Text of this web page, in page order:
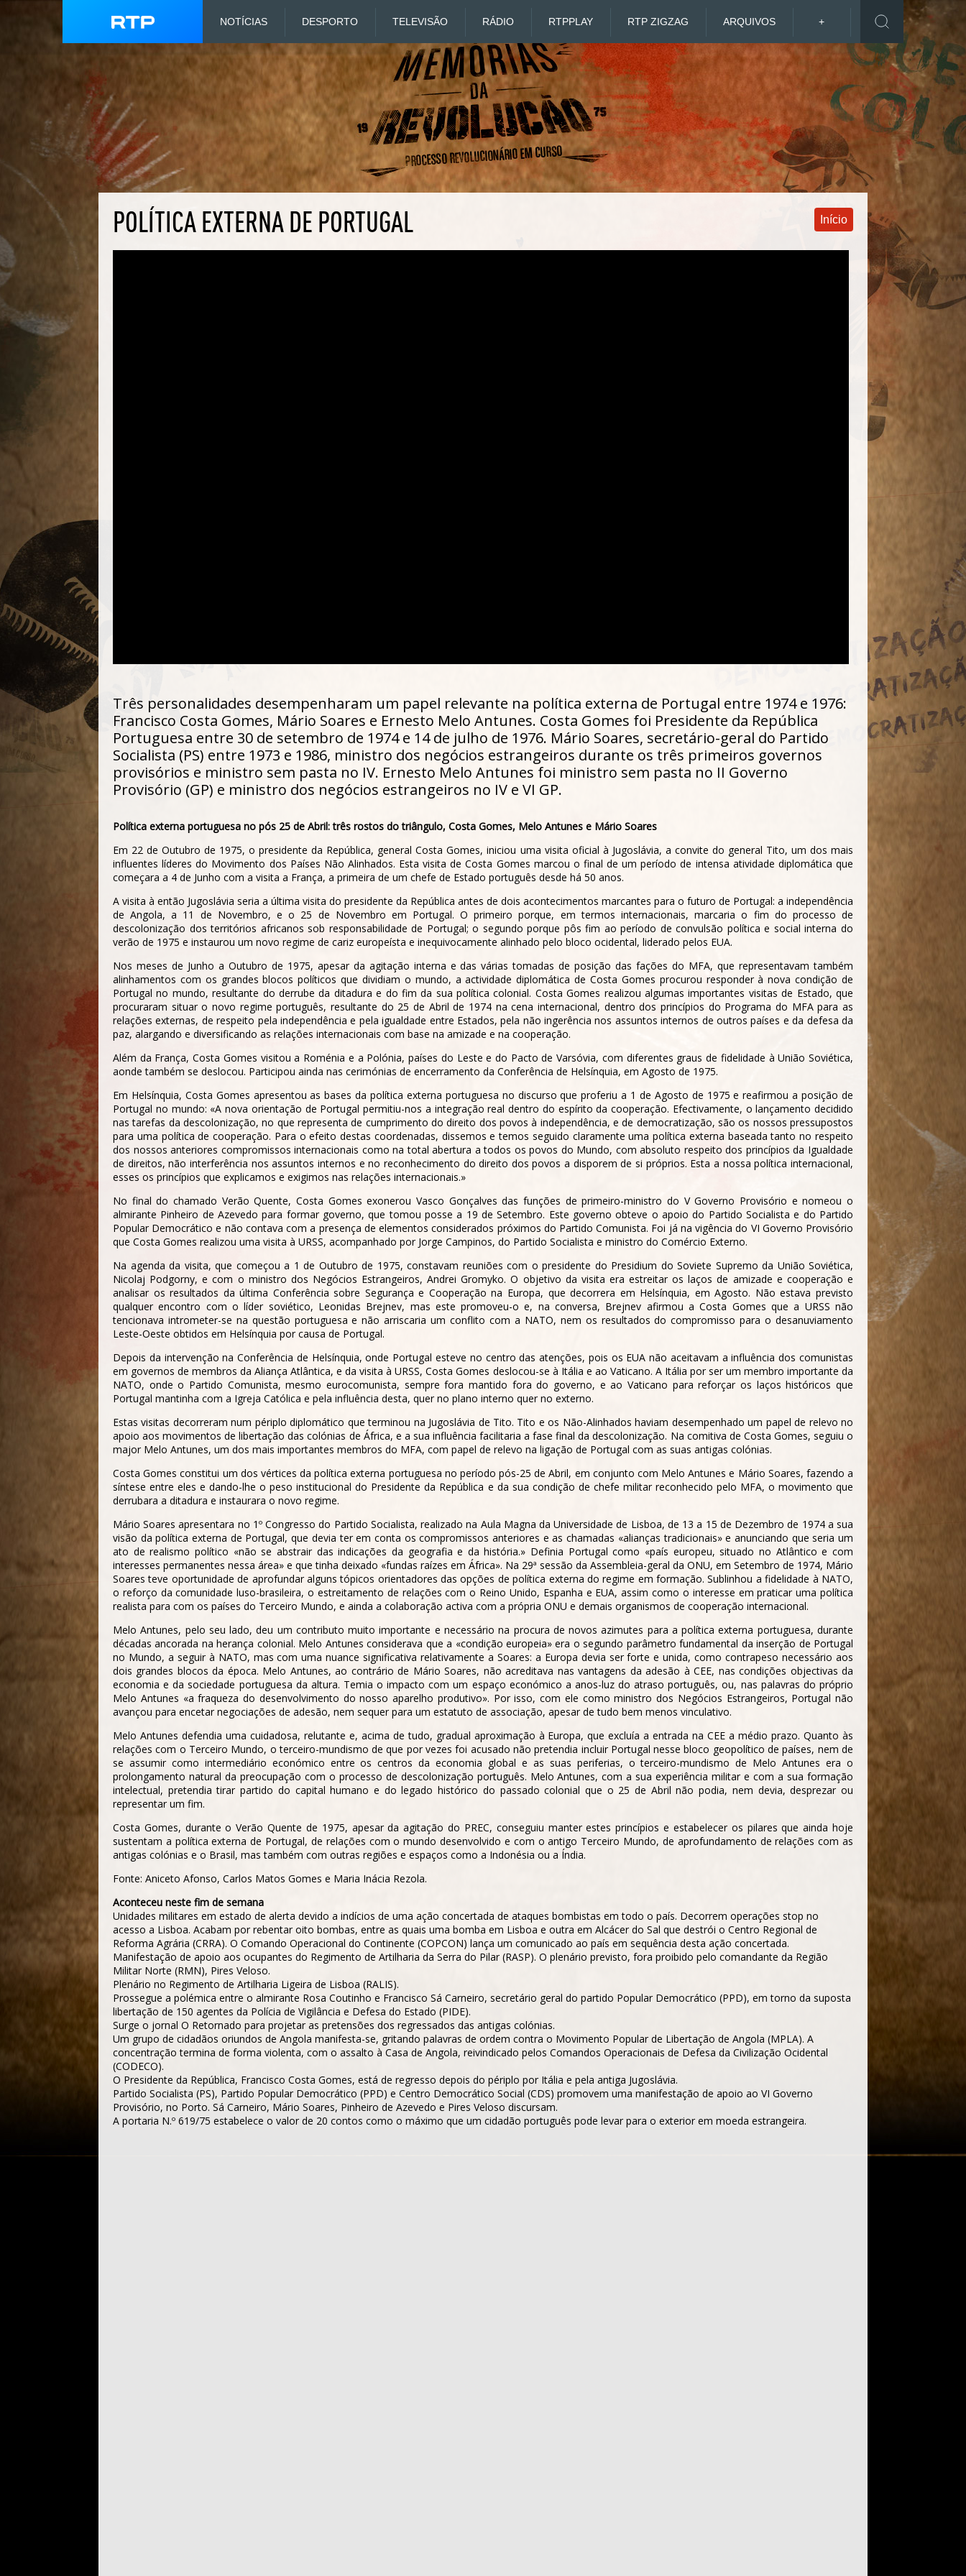
NOTÍCIAS DESPORTO TELEVISÃO RÁDIO RTPPLAY RTP ZIGZAG ARQUIVOS +
POLÍTICA EXTERNA DE PORTUGAL Início
Três personalidades desempenharam um papel relevante na política externa de Portugal entre 1974 e 1976:
Francisco Costa Gomes, Mário Soares e Ernesto Melo Antunes. Costa Gomes foi Presidente da República
Portuguesa entre 30 de setembro de 1974 e 14 de julho de 1976. Mário Soares, secretário-geral do Partido
Socialista (PS) entre 1973 e 1986, ministro dos negócios estrangeiros durante os três primeiros governos
provisórios e ministro sem pasta no IV. Ernesto Melo Antunes foi ministro sem pasta no II Governo
Provisório (GP) e ministro dos negócios estrangeiros no IV e VI GP.
Política externa portuguesa no pós 25 de Abril: três rostos do triângulo, Costa Gomes, Melo Antunes e Mário Soares
Em 22 de Outubro de 1975, o presidente da República, general Costa Gomes, iniciou uma visita oficial à Jugoslávia, a convite do general Tito, um dos mais
influentes líderes do Movimento dos Países Não Alinhados. Esta visita de Costa Gomes marcou o final de um período de intensa atividade diplomática que
começara a 4 de Junho com a visita a França, a primeira de um chefe de Estado português desde há 50 anos.
A visita à então Jugoslávia seria a última visita do presidente da República antes de dois acontecimentos marcantes para o futuro de Portugal: a independência
de Angola, a 11 de Novembro, e o 25 de Novembro em Portugal. O primeiro porque, em termos internacionais, marcaria o fim do processo de
descolonização dos territórios africanos sob responsabilidade de Portugal; o segundo porque pôs fim ao período de convulsão política e social interna do
verão de 1975 e instaurou um novo regime de cariz europeísta e inequivocamente alinhado pelo bloco ocidental, liderado pelos EUA.
Nos meses de Junho a Outubro de 1975, apesar da agitação interna e das várias tomadas de posição das fações do MFA, que representavam também
alinhamentos com os grandes blocos políticos que dividiam o mundo, a actividade diplomática de Costa Gomes procurou responder à nova condição de
Portugal no mundo, resultante do derrube da ditadura e do fim da sua política colonial. Costa Gomes realizou algumas importantes visitas de Estado, que
procuraram situar o novo regime português, resultante do 25 de Abril de 1974 na cena internacional, dentro dos princípios do Programa do MFA para as
relações externas, de respeito pela independência e pela igualdade entre Estados, pela não ingerência nos assuntos internos de outros países e da defesa da
paz, alargando e diversificando as relações internacionais com base na amizade e na cooperação.
Além da França, Costa Gomes visitou a Roménia e a Polónia, países do Leste e do Pacto de Varsóvia, com diferentes graus de fidelidade à União Soviética,
aonde também se deslocou. Participou ainda nas cerimónias de encerramento da Conferência de Helsínquia, em Agosto de 1975.
Em Helsínquia, Costa Gomes apresentou as bases da política externa portuguesa no discurso que proferiu a 1 de Agosto de 1975 e reafirmou a posição de
Portugal no mundo: «A nova orientação de Portugal permitiu-nos a integração real dentro do espírito da cooperação. Efectivamente, o lançamento decidido
nas tarefas da descolonização, no que representa de cumprimento do direito dos povos à independência, e de democratização, são os nossos pressupostos
para uma política de cooperação. Para o efeito destas coordenadas, dissemos e temos seguido claramente uma política externa baseada tanto no respeito
dos nossos anteriores compromissos internacionais como na total abertura a todos os povos do Mundo, com absoluto respeito dos princípios da Igualdade
de direitos, não interferência nos assuntos internos e no reconhecimento do direito dos povos a disporem de si próprios. Esta a nossa política internacional,
esses os princípios que explicamos e exigimos nas relações internacionais.»
No final do chamado Verão Quente, Costa Gomes exonerou Vasco Gonçalves das funções de primeiro-ministro do V Governo Provisório e nomeou o
almirante Pinheiro de Azevedo para formar governo, que tomou posse a 19 de Setembro. Este governo obteve o apoio do Partido Socialista e do Partido
Popular Democrático e não contava com a presença de elementos considerados próximos do Partido Comunista. Foi já na vigência do VI Governo Provisório
que Costa Gomes realizou uma visita à URSS, acompanhado por Jorge Campinos, do Partido Socialista e ministro do Comércio Externo.
Na agenda da visita, que começou a 1 de Outubro de 1975, constavam reuniões com o presidente do Presidium do Soviete Supremo da União Soviética,
Nicolaj Podgorny, e com o ministro dos Negócios Estrangeiros, Andrei Gromyko. O objetivo da visita era estreitar os laços de amizade e cooperação e
analisar os resultados da última Conferência sobre Segurança e Cooperação na Europa, que decorrera em Helsínquia, em Agosto. Não estava previsto
qualquer encontro com o líder soviético, Leonidas Brejnev, mas este promoveu-o e, na conversa, Brejnev afirmou a Costa Gomes que a URSS não
tencionava intrometer-se na questão portuguesa e não arriscaria um conflito com a NATO, nem os resultados do compromisso para o desanuviamento
Leste-Oeste obtidos em Helsínquia por causa de Portugal.
Depois da intervenção na Conferência de Helsínquia, onde Portugal esteve no centro das atenções, pois os EUA não aceitavam a influência dos comunistas
em governos de membros da Aliança Atlântica, e da visita à URSS, Costa Gomes deslocou-se à Itália e ao Vaticano. A Itália por ser um membro importante da
NATO, onde o Partido Comunista, mesmo eurocomunista, sempre fora mantido fora do governo, e ao Vaticano para reforçar os laços históricos que
Portugal mantinha com a Igreja Católica e pela influência desta, quer no plano interno quer no externo.
Estas visitas decorreram num périplo diplomático que terminou na Jugoslávia de Tito. Tito e os Não-Alinhados haviam desempenhado um papel de relevo no
apoio aos movimentos de libertação das colónias de África, e a sua influência facilitaria a fase final da descolonização. Na comitiva de Costa Gomes, seguiu o
major Melo Antunes, um dos mais importantes membros do MFA, com papel de relevo na ligação de Portugal com as suas antigas colónias.
Costa Gomes constitui um dos vértices da política externa portuguesa no período pós-25 de Abril, em conjunto com Melo Antunes e Mário Soares, fazendo a
síntese entre eles e dando-lhe o peso institucional do Presidente da República e da sua condição de chefe militar reconhecido pelo MFA, o movimento que
derrubara a ditadura e instaurara o novo regime.
Mário Soares apresentara no 1º Congresso do Partido Socialista, realizado na Aula Magna da Universidade de Lisboa, de 13 a 15 de Dezembro de 1974 a sua
visão da política externa de Portugal, que devia ter em conta os compromissos anteriores e as chamadas «alianças tradicionais» e anunciando que seria um
ato de realismo político «não se abstrair das indicações da geografia e da história.» Definia Portugal como «país europeu, situado no Atlântico e com
interesses permanentes nessa área» e que tinha deixado «fundas raízes em África». Na 29ª sessão da Assembleia-geral da ONU, em Setembro de 1974, Mário
Soares teve oportunidade de aprofundar alguns tópicos orientadores das opções de política externa do regime em formação. Sublinhou a fidelidade à NATO,
o reforço da comunidade luso-brasileira, o estreitamento de relações com o Reino Unido, Espanha e EUA, assim como o interesse em praticar uma política
realista para com os países do Terceiro Mundo, e ainda a colaboração activa com a própria ONU e demais organismos de cooperação internacional.
Melo Antunes, pelo seu lado, deu um contributo muito importante e necessário na procura de novos azimutes para a política externa portuguesa, durante
décadas ancorada na herança colonial. Melo Antunes considerava que a «condição europeia» era o segundo parâmetro fundamental da inserção de Portugal
no Mundo, a seguir à NATO, mas com umanuance significativa relativamente a Soares: a Europa devia ser forte e unida, como contrapeso necessário aos
dois grandes blocos da época. Melo Antunes, ao contrário de Mário Soares, não acreditava nas vantagens da adesão à CEE, nas condições objectivas da
economia e da sociedade portuguesa da altura. Temia o impacto com um espaço económico a anos-luz do atraso português, ou, nas palavras do próprio
Melo Antunes «a fraqueza do desenvolvimento do nosso aparelho produtivo». Por isso, com ele como ministro dos Negócios Estrangeiros, Portugal não
avançou para encetar negociações de adesão, nem sequer para um estatuto de associação, apesar de tudo bem menos vinculativo.
Melo Antunes defendia uma cuidadosa, relutante e, acima de tudo, gradual aproximação à Europa, que excluía a entrada na CEE a médio prazo. Quanto às
relações com o Terceiro Mundo, o terceiro-mundismo de que por vezes foi acusado não pretendia incluir Portugal nesse bloco geopolítico de países, nem de
se assumir como intermediário económico entre os centros da economia global e as suas periferias, o terceiro-mundismo de Melo Antunes era o
prolongamento natural da preocupação com o processo de descolonização português. Melo Antunes, com a sua experiência militar e com a sua formação
intelectual, pretendia tirar partido do capital humano e do legado histórico do passado colonial que o 25 de Abril não podia, nem devia, desprezar ou
representar um fim.
Costa Gomes, durante o Verão Quente de 1975, apesar da agitação do PREC, conseguiu manter estes princípios e estabelecer os pilares que ainda hoje
sustentam a política externa de Portugal, de relações com o mundo desenvolvido e com o antigo Terceiro Mundo, de aprofundamento de relações com as
antigas colónias e o Brasil, mas também com outras regiões e espaços como a Indonésia ou a Índia.
Fonte: Aniceto Afonso, Carlos Matos Gomes e Maria Inácia Rezola.
Aconteceu neste fim de semana
Unidades militares em estado de alerta devido a indícios de uma ação concertada de ataques bombistas em todo o país. Decorrem operações stop no
acesso a Lisboa. Acabam por rebentar oito bombas, entre as quais uma bomba em Lisboa e outra em Alcácer do Sal que destrói o Centro Regional de
Reforma Agrária (CRRA). O Comando Operacional do Continente (COPCON) lança um comunicado ao país em sequência desta ação concertada.
Manifestação de apoio aos ocupantes do Regimento de Artilharia da Serra do Pilar (RASP). O plenário previsto, fora proibido pelo comandante da Região
Militar Norte (RMN), Pires Veloso.
Plenário no Regimento de Artilharia Ligeira de Lisboa (RALIS).
Prossegue a polémica entre o almirante Rosa Coutinho e Francisco Sá Carneiro, secretário geral do partido Popular Democrático (PPD), em torno da suposta
libertação de 150 agentes da Polícia de Vigilância e Defesa do Estado (PIDE).
Surge o jornal O Retornado para projetar as pretensões dos regressados das antigas colónias.
Um grupo de cidadãos oriundos de Angola manifesta-se, gritando palavras de ordem contra o Movimento Popular de Libertação de Angola (MPLA). A
concentração termina de forma violenta, com o assalto à Casa de Angola, reivindicado pelos Comandos Operacionais de Defesa da Civilização Ocidental
(CODECO).
O Presidente da República, Francisco Costa Gomes, está de regresso depois do périplo por Itália e pela antiga Jugoslávia.
Partido Socialista (PS), Partido Popular Democrático (PPD) e Centro Democrático Social (CDS) promovem uma manifestação de apoio ao VI Governo
Provisório, no Porto. Sá Carneiro, Mário Soares, Pinheiro de Azevedo e Pires Veloso discursam.
A portaria N.º 619/75 estabelece o valor de 20 contos como o máximo que um cidadão português pode levar para o exterior em moeda estrangeira.